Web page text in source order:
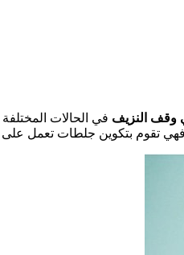
وقف النزيف في الحالات
تقوم بتكوين جلطات تعمل على